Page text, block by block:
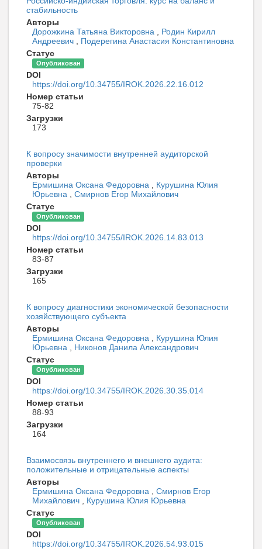
стабильность
Авторы
Дорожкина Татьяна Викторовна
Родин Кирилл
Андреевич
Подерегина Анастасия Константиновна
Статус
Опубликован
DOI
https://doi.org/10.34755/IROK.2026.22.16.012
Номер статьи
75-82
Загрузки
173
К вопросу значимости внутренней аудиторской
проверки
Авторы
Ермишина Оксана Федоровна
Курушина Юлия
Юрьевна
Смирнов Егор Михайлович
Статус
Опубликован
DOI
https://doi.org/10.34755/IROK.2026.14.83.013
Номер статьи
83-87
Загрузки
165
К вопросу диагностики экономической безопасности
хозяйствующего субъекта
Авторы
Ермишина Оксана Федоровна
Курушина Юлия
Юрьевна
Никонов Данила Александрович
Статус
Опубликован
DOI
https://doi.org/10.34755/IROK.2026.30.35.014
Номер статьи
88-93
Загрузки
164
Взаимосвязь внутреннего и внешнего аудита:
положительные и отрицательные аспекты
Авторы
Ермишина Оксана Федоровна
Смирнов Егор
Михайлович
Курушина Юлия Юрьевна
Статус
Опубликован
DOI
https://doi.org/10.34755/IROK.2026.54.93.015